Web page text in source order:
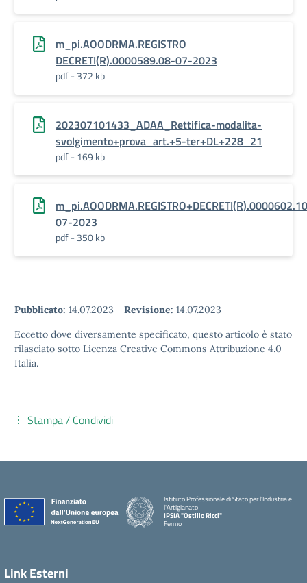
m_pi.AOODRMA.REGISTRO
DECRETI(R).0000589.08-07-2023
pdf - 372 kb
202307101433_ADAA_Rettifica-modalita-
svolgimento+prova_art.+5-ter+DL+228_21
pdf - 169 kb
07-2023
pdf - 350 kb
Pubblicato: 14.07.2023 - Revisione: 14.07.2023
Eccetto dove diversamente specificato, questo articolo è stato
rilasciato sotto Licenza Creative Commons Attribuzione 4.0
Italia.
Stampa / Condividi
Istituto Professionale di Stato per l'Industria e
l'Artigianato
IPSIA "Ostilio Ricci"
Fermo
Link Esterni